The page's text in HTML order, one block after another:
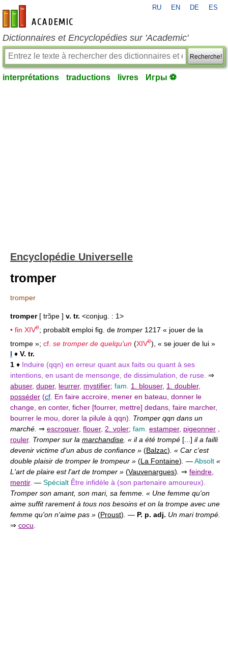
fr-academic.com
RU EN DE ES
Dictionnaires et Encyclopédies sur 'Academic'
Recherche!
interprétations traductions livres Игры ⚽
Encyclopédie Universelle
tromper
tromper
tromper[ trɔ̃pe ] v. tr. <conjug. : 1>
• fin XIVe; probablt emploi fig. de tromper 1217 « jouer de la
trompe »; cf. se tromper de quelqu'un (XIVe), « se jouer de lui »
I ♦ V. tr.
1 ♦ Induire (qqn) en erreur quant aux faits ou quant à ses
intentions, en usant de mensonge, de dissimulation, de ruse. ⇒
abuser, duper, leurrer, mystifier; fam. 1. blouser, 1. doubler,
posséder (cf. En faire accroire, mener en bateau, donner le
change, en conter, ficher [fourrer, mettre] dedans, faire marcher,
bourrer le mou, dorer la pilule à qqn). Tromper qqn dans un
marché. ⇒ escroquer, flouer, 2. voler; fam. estamper, pigeonner ,
rouler. Tromper sur la marchandise. « il a été trompé [...] il a failli
devenir victime d'un abus de confiance » (Balzac). « Car c'est
double plaisir de tromper le trompeur » (La Fontaine). —Absolt «
L'art de plaire est l'art de tromper » (Vauvenargues). ⇒ feindre,
mentir. — Spécialt Être infidèle à (son partenaire amoureux).
Tromper son amant, son mari, sa femme. « Une femme qu'on
aime suffit rarement à tous nos besoins et on la trompe avec une
femme qu'on n'aime pas » (Proust). — P. p. adj. Un mari trompé.
⇒ cocu.